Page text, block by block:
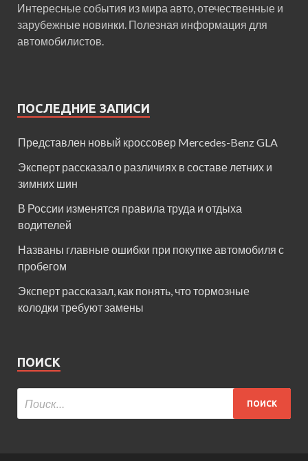
Интересные события из мира авто, отечественные и
зарубежные новинки. Полезная информация для
автомобилистов.
ПОСЛЕДНИЕ ЗАПИСИ
Представлен новый кроссовер Mercedes-Benz GLA
Эксперт рассказал о различиях в составе летних и
зимних шин
В России изменятся правила труда и отдыха
водителей
Названы главные ошибки при покупке автомобиля с
пробегом
Эксперт рассказал, как понять, что тормозные
колодки требуют замены
ПОИСК